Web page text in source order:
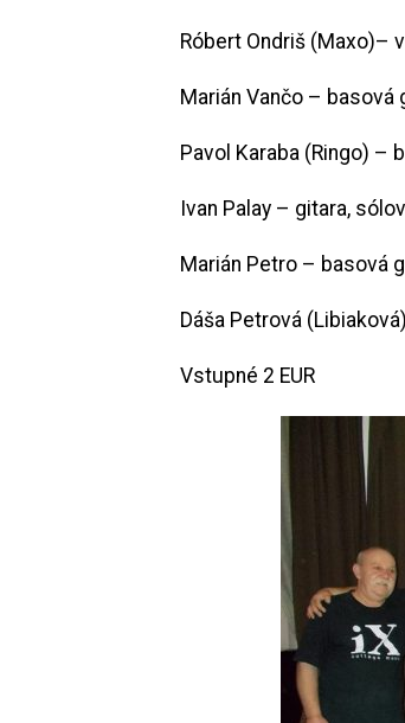
Róbert Ondriš (Maxo)–
Marián Vančo – basová
Pavol Karaba (Ringo) –
Ivan Palay – gitara,
Marián Petro – basová
Dáša Petrová
Vstupné 2 EUR